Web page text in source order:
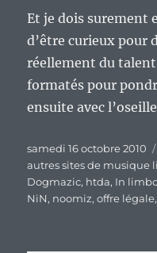
Et je dois surement
d’être curieux pour
réellement du
formatés pour
ensuite avec
Publié
le
samedi 16 octobre 2010
autres sites de musique
Dogmazic, htda, In
NiN, noomiz,offre légale